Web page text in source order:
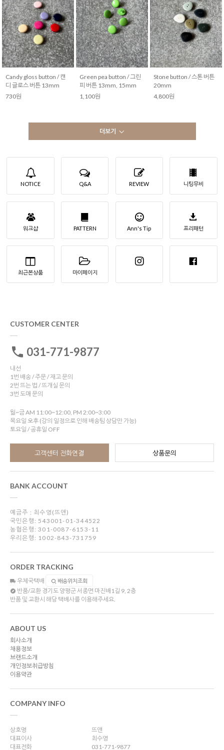
Candy gloss button / 캔
디 글로스 버튼 13mm
730원
Green pea button / 그린
피 버튼 13mm, 15mm
1,100원
Stone button / 스톤 버튼
20mm
4,800원
더보기
NOTICE Q&A REVIEW 니팅무비
워크샵 PATTERN Ann's Tip 프리패턴
최근본상품 마이페이지
CUSTOMER CENTER
031-771-9877
내선
1번 배송 / 주문 / 재고 문의
2번 뜨는 법 / 뜨개실 문의
3번 도매 문의
월~금 AM 11:00~12:00, PM 2:00~3:00
목요일 오후 (강의 일정으로 인해 배송팀 상담만 가능)
토요일 / 공휴일 OFF
고객센터 전화연결 상품문의
BANK ACCOUNT
예금주 : 최수영(뜨앤)
국민은행: 543001-01-344522
농협은행: 301-0087-6153-11
우리은행: 1002-843-731759
ORDER TRACKING
우체국택배 배송위치조회
반품/교환 경기도 양평군 서종면 마진배1길 9, 2층
반품 및 교환시 해당 택배사를 이용해주세요.
ABOUT US
회사소개
채용정보
브랜드소개
개인정보취급방침
이용약관
COMPANY INFO
상호명
뜨앤
대표이사
최수영
대표전화
031-771-9877